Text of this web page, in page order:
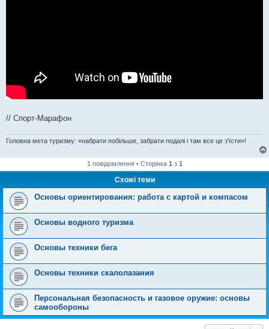
// Спорт-Марафон
Головна мета туризму: «набрати побільше, забрати подалі і там все це з'їсти»!
1 повідомлення • Сторінка 1 з 1
Схожі теми
Основы ориентирования: работа с картой и компасом
Основы водного туризма
Основы техники бега
Основы техники скалолазания
Персональная безопасность и газовое оружие: основы
самообороны